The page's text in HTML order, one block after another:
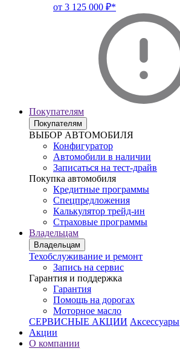
от 3 125 000 ₽*
Покупателям
Покупателям
ВЫБОР АВТОМОБИЛЯ
Конфигуратор
Автомобили в наличии
Записаться на тест-драйв
Покупка автомобиля
Кредитные программы
Спецпредложения
Калькулятор трейд-ин
Страховые программы
Владельцам
Владельцам
Техобслуживание и ремонт
Запись на сервис
Гарантия и поддержка
Гарантия
Помощь на дорогах
Моторное масло
СЕРВИСНЫЕ АКЦИИ Аксессуары
Акции
О компании